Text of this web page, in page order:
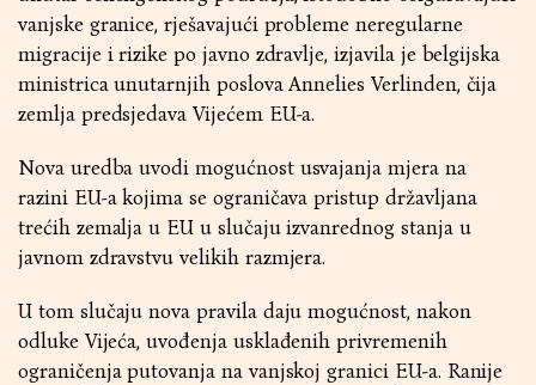
vanjske granice, rješavajući probleme neregularne
migracije i rizike po javno zdravlje, izjavila je belgijska
ministrica unutarnjih poslova Annelies Verlinden, čija
zemlja predsjedava Vijećem EU-a.
Nova uredba uvodi mogućnost usvajanja mjera na
razini EU-a kojima se ograničava pristup državljana
trećih zemalja u EU u slučaju izvanrednog stanja u
javnom zdravstvu velikih razmjera.
U tom slučaju nova pravila daju mogućnost, nakon
odluke Vijeća, uvođenja usklađenih privremenih
ograničenja putovanja na vanjskoj granici EU-a. Ranije